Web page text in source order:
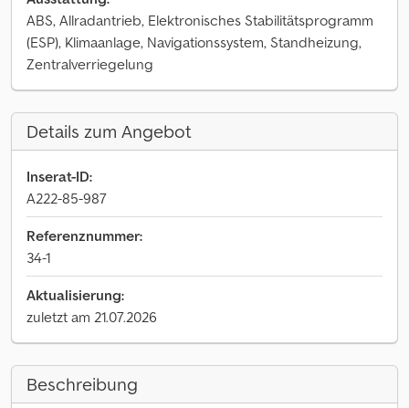
ABS, Allradantrieb, Elektronisches Stabilitätsprogramm
(ESP), Klimaanlage, Navigationssystem, Standheizung,
Zentralverriegelung
Details zum Angebot
Inserat-ID:
A222-85-987
Referenznummer:
34-1
Aktualisierung:
zuletzt am 21.07.2026
Beschreibung